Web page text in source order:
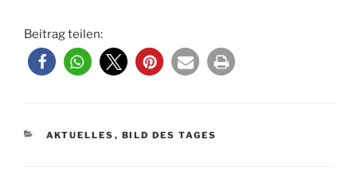
Beitrag teilen:
KATEGORIEN
AKTUELLES , BILD DES TAGES